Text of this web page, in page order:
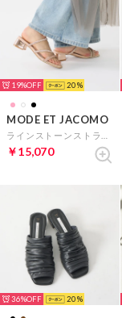
19% 20
MODE ET JACOMO
￥15,070
36% 20